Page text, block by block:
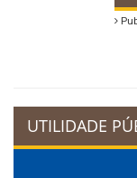
UTILIDADE